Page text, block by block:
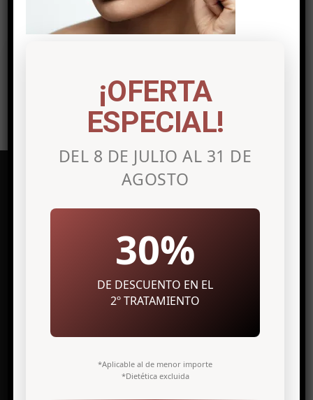
Avenida Maisonnave, 27 7º Izq.
03003 Alicante
info@antonio-icardo.com
¡OFERTA
ESPECIAL!
DEL 8 DE JULIO AL 31 DE
AGOSTO
30%
DE DESCUENTO EN EL
2º TRATAMIENTO
*Aplicable al de menor importe
*Dietética excluida